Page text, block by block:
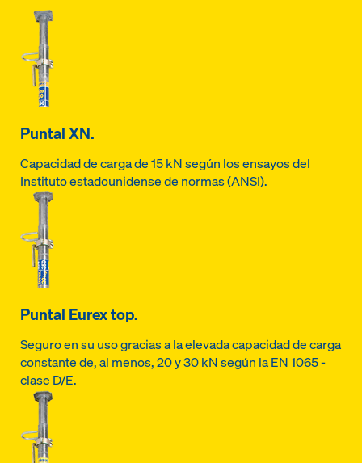
Puntal XN.
Capacidad de carga de 15 kN según los ensayos del
Instituto estadounidense de normas (ANSI).
Puntal Eurex top.
Seguro en su uso gracias a la elevada capacidad de carga
constante de, al menos, 20 y 30 kN según la EN 1065 -
clase D/E.